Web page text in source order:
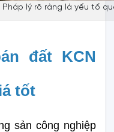
Pháp lý rõ ràng là yếu tố
đất KCN
tốt
sản công nghiệp